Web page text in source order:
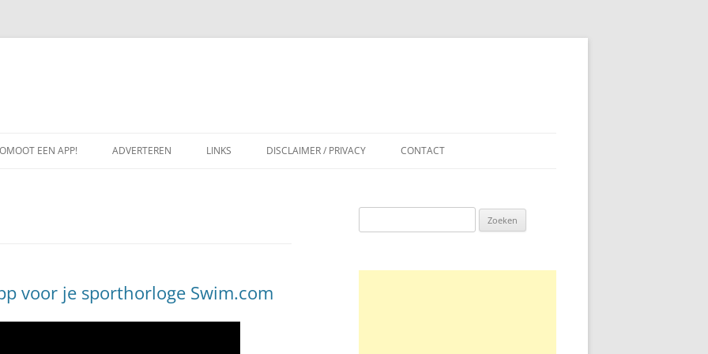
EEN APP! ADVERTEREN LINKS DISCLAIMER / PRIVACY CONTACT
voor je sporthorloge Swim.com
naar: